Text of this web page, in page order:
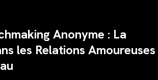
Anonyme : La
les Relations Amoureuses